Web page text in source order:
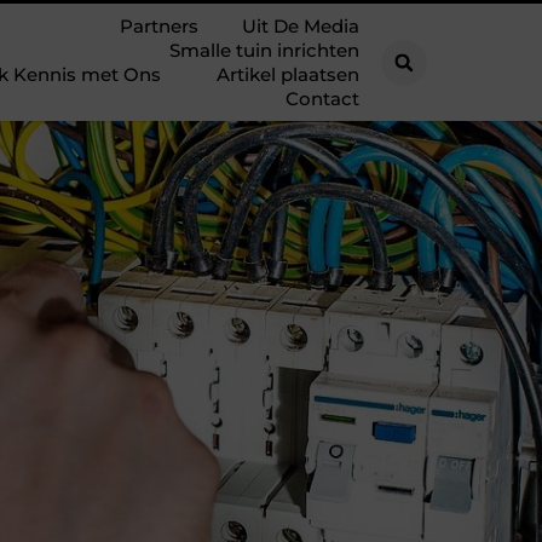
Partners
Uit De Media
Smalle tuin inrichten
Kennis met Ons
Artikel plaatsen
Contact